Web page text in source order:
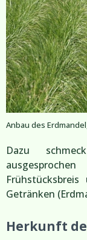
Anbau des
Dazu
Getränken
Herkunft